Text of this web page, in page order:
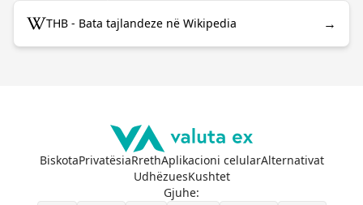
THB - Bata tajlandeze në Wikipedia →
BiskotaPrivatësiaRrethAplikacioni celularAlternativat
UdhëzuesKushtet
Gjuhe: